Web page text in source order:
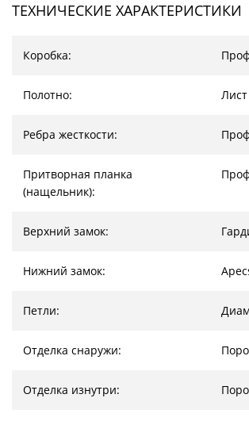
ТЕХНИЧЕСКИЕ ХАРАКТЕРИСТИКИ
Коробка:
Полотно:
Ребра жесткости:
Притворная планка
(нащельник):
Верхний замок:
Нижний замок:
Петли:
Отделка снаружи:
Отделка изнутри: